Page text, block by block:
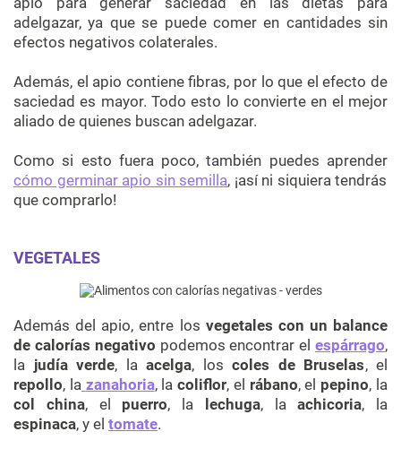
adelgazar, ya que se puede comer en cantidades sin
efectos negativos colaterales.
Además, el apio contiene fibras, por lo que el efecto de
saciedad es mayor. Todo esto lo convierte en el mejor
aliado de quienes buscan adelgazar.
Como si esto fuera poco, también puedes aprender
cómo germinar apio sin semilla, ¡así ni siquiera tendrás
que comprarlo!
VEGETALES
Además del apio, entre los vegetales con un balance
de calorías negativo podemos encontrar elespárrago,
la judía verde, laacelga, loscoles de Bruselas, el
repollo, la zanahoria, lacoliflor, el rábano, el pepino, la
col china, el puerro, la lechuga, laachicoria, la
espinaca, y el tomate.